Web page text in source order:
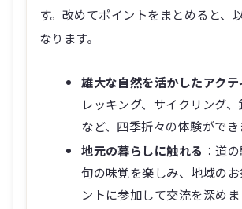
す。改めてポイントをまとめると、
なります。
雄大な自然を活かしたアクテ
レッキング、サイクリング
など、四季折々の体験ができ
地元の暮らしに触れる ：道
旬の味覚を楽しみ、地域の
ントに参加して交流を深めま